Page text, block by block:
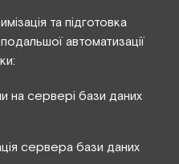
та підготовка
автоматизації
на сервері бази даних
сервера бази даних